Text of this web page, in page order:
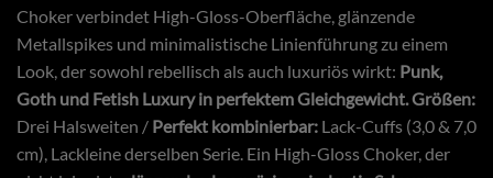
Choker verbindet High-Gloss-Oberfläche, glänzende
Metallspikes und minimalistische Linienführung zu einem
Look, der sowohl rebellisch als auch luxuriös wirkt: Punk,
Goth und Fetish Luxury in perfektem Gleichgewicht.Größen:
Drei Halsweiten / Perfekt kombinierbar: Lack-Cuffs (3,0 & 7,0
cm), Lackleine derselben Serie. Ein High-Gloss Choker, der